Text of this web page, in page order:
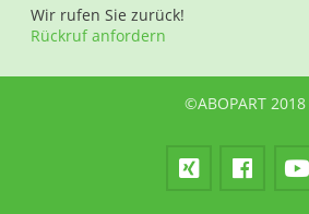
Wir rufen Sie zurück!
Rückruf anfordern
©ABOPART 2018